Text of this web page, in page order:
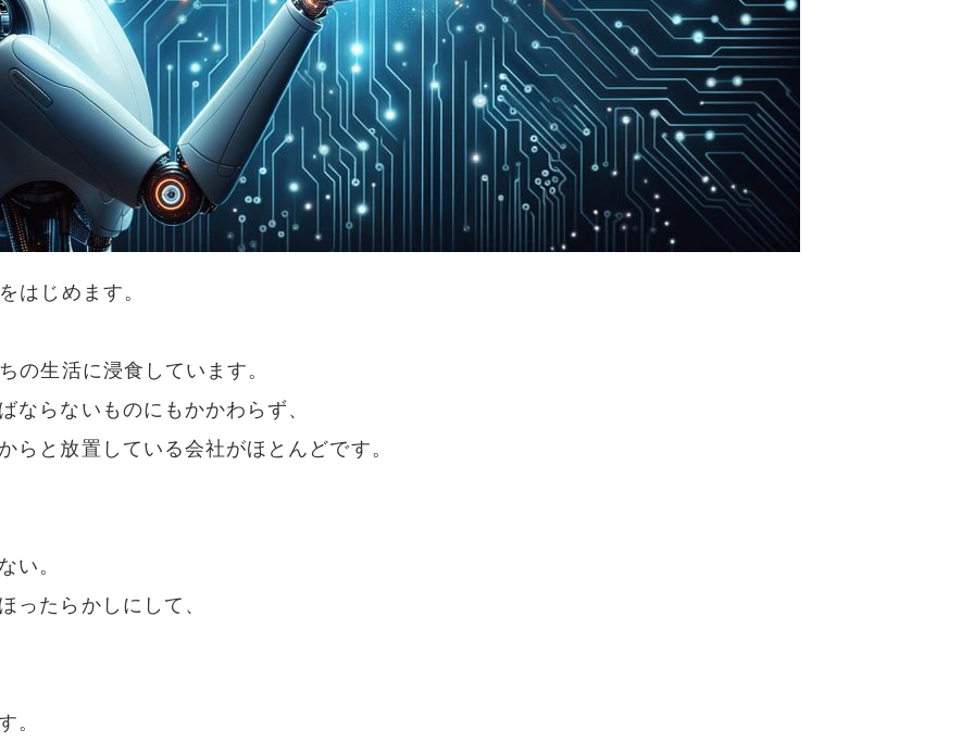
はじめます。
の生活に浸食しています。
ならないものにもかかわらず、
らと放置している会社がほとんどです。
い。
ったらかしにして、
。